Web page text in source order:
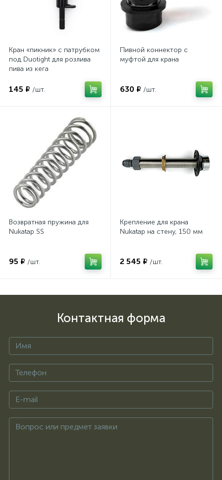
Кран «пикник» с патрубком
под Duotight для розлива
пива из кега
145 ₽ /шт.
Пивной коннектор с
муфтой для крана
630 ₽ /шт.
Возвратная пружина для
Nukatap SS
95 ₽ /шт.
Крепление для крана
Nukatap на стену, 150 мм
2 545 ₽ /шт.
Контактная форма